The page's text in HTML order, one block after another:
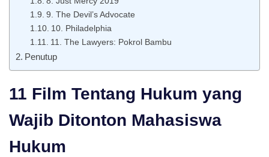
9. The Devil’s Advocate
10. Philadelphia
11. The Lawyers: Pokrol Bambu
Penutup
11 Film Tentang Hukum yang
Wajib Ditonton Mahasiswa
Hukum